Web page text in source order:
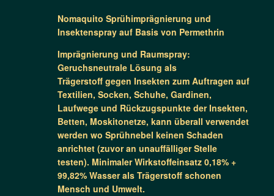
Nomaquito Sprühimprägnierung und
Insektenspray auf Basis von Permethrin
Imprägnierung und Raumspray:
Geruchsneutrale Lösung als
Trägerstoff gegen Insekten zum Auftragen auf
Textilien, Socken, Schuhe, Gardinen,
Laufwege und Rückzugspunkte der Insekten,
Betten, Moskitonetze, kann überall verwendet
werden wo Sprühnebel keinen Schaden
anrichtet (zuvor an unauffälliger Stelle
testen). Minimaler Wirkstoffeinsatz 0,18% +
99,82% Wasser als Trägerstoff schonen
Mensch und Umwelt.